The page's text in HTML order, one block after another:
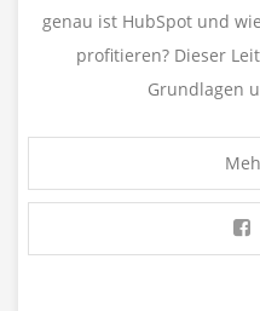
genau ist HubSpot und
profitieren? Dieser
Grundlagen